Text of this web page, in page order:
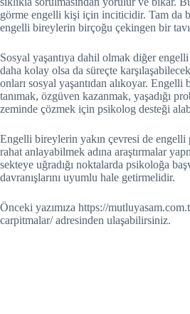
görme engelli kişi için inciticidir. Tam da
engelli bireylerin birçoğu çekingen bir
Sosyal yaşantıya dahil olmak diğer
daha kolay olsa da süreçte
onları sosyal yaşantıdan alıkoyar. Engelli
tanımak, özgüven kazanmak, yaşadığı
zeminde çözmek için psikolog desteği
Engelli bireylerin yakın çevresi de
rahat anlayabilmek adına araştırmalar
sekteye uğradığı noktalarda psikoloğa
davranışlarını uyumlu hale getirmelidir.
Önceki yazımıza https://
carpitmalar/ adresinden ulaşabilirsiniz.